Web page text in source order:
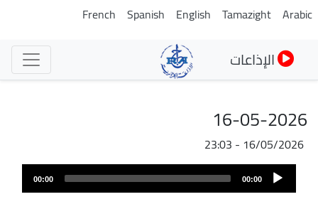
تجاوز
Arabic
Tamazight
English
Spanish
French
الإذاعات
16-05-2026
16/05/2026 - 23:03
ملف
الصوت
Audio
Player
00:00
00:00